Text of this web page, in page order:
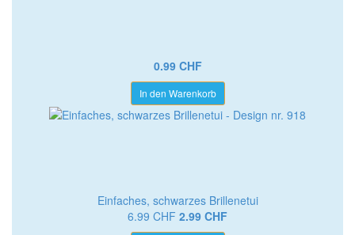
0.99 CHF
In den Warenkorb
Einfaches, schwarzes Brillenetui
6.99 CHF 2.99 CHF